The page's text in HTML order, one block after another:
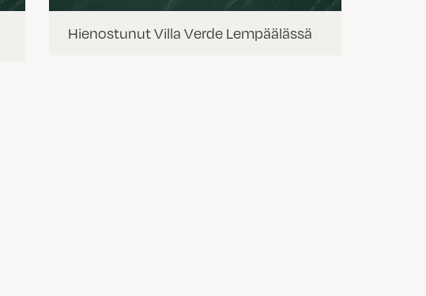
Hienostunut Villa Verde Lempäälässä